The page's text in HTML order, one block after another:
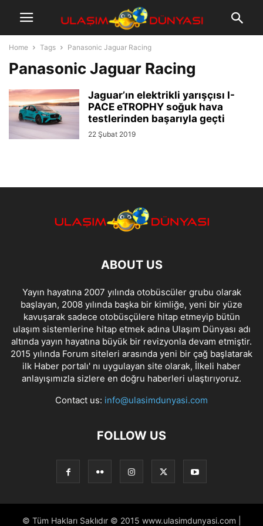
Home Tags Panasonic Jaguar Racing
Panasonic Jaguar Racing
Jaguar’ın elektrikli yarışçısı I-
PACE eTROPHY soğuk hava
testlerinden başarıyla geçti
22 Şubat 2019
ABOUT US
Yayın hayatına 2007 yılında otobüscüler grubu olarak
başlayan, 2008 yılında başka bir kimliğe, yeni bir yüze
kavuşarak sadece otobüsçülere hitap etmeyip bütün
ulaşım sistemlerine hitap etmek adına Ulaşım Dünyası adı
altında yayın hayatına büyük bir revizyonla devam etmiştir.
2015 yılında Forum siteleri arasında yeni bir çağ başlatarak
ilk Haber portalı' nı uygulayan site olarak, İlkeli haber
anlayışımızla sizlere en doğru haberleri ulaştırıyoruz.
Contact us: info@ulasimdunyasi.com
FOLLOW US
© Tüm Hakları Saklıdır © 2015 www.ulasimdunyasi.com |